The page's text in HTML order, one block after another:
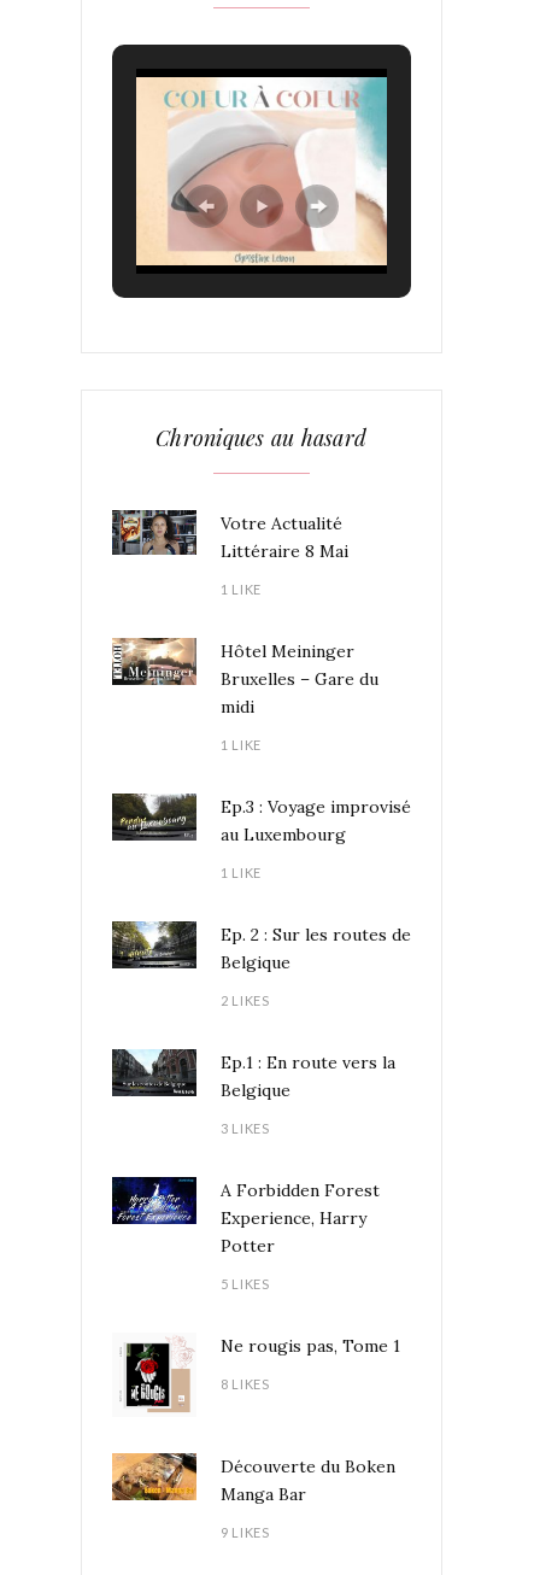
Chroniques au hasard
Votre Actualité
Littéraire 8 Mai
1 LIKE
Hôtel Meininger
Bruxelles – Gare du
midi
1 LIKE
Ep.3 : Voyage improvisé
au Luxembourg
1 LIKE
Ep. 2 : Sur les routes de
Belgique
2 LIKES
Ep.1 : En route vers la
Belgique
3 LIKES
A Forbidden Forest
Experience, Harry
Potter
5 LIKES
Ne rougis pas, Tome 1
8 LIKES
Découverte du Boken
Manga Bar
9 LIKES